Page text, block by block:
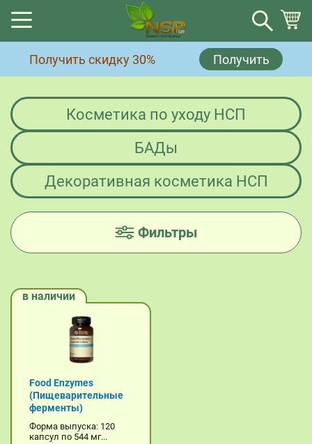
Получить скидку 30% Получить
Косметика по уходу НСП
БАДы
Декоративная косметика НСП
Фильтры
в наличии
Food Enzymes
(Пищеварительные
ферменты)
Форма выпуска: 120
капсул по 544 мг...
Корзина
Корзина пуста.